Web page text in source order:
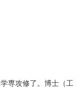
専攻修了。博士（工